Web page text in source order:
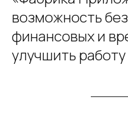
возможность
финансовых и
улучшить